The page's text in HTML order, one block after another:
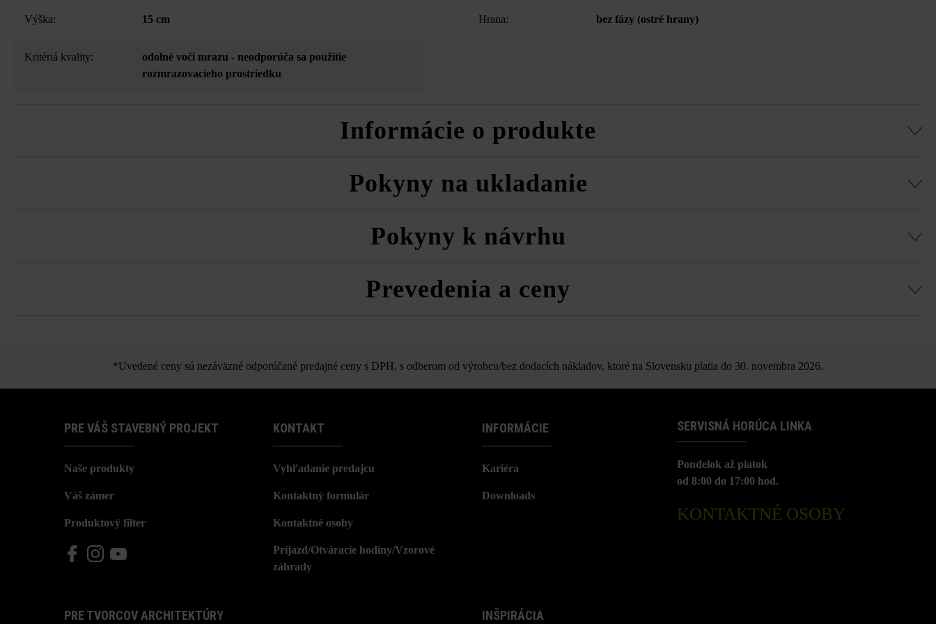
Výška: 15 cm Hrana: bez fázy (ostré hrany)
Kritériá kvality:
odolné voči mrazu - neodporúča sa použitie
rozmrazovacieho prostriedku
Informácie o produkte
3-stranné štiepanie, vďaka tomu drsný lámaný vzhľad bočných plôch
Dodržujte prosím pokyny na inštaláciu a technické listy produktov v rámci sekcie Stavebné tipy/služby.
Pokyny na ukladanie
Pokyny k návrhu
Prevedenia a ceny
*Uvedené ceny sú nezáväzné odporúčané predajné ceny s DPH, s odberom od výrobcu/bez dodacích nákladov, ktoré na Slovensku platia do 30. novembra 2026.
PRE VÁŠ STAVEBNÝ PROJEKT
Naše produkty
Váš zámer
Produktový filter
PRE TVORCOV ARCHITEKTÚRY
KONTAKT
Vyhľadanie predajcu
Kontaktný formulár
Kontaktné osoby
Príjazd/Otváracie hodiny/Vzorové
záhrady
INFORMÁCIE
Kariéra
Downloads
INŠPIRÁCIA
SERVISNÁ HORÚCA LINKA
Pondelok až piatok
od 8:00 do 17:00 hod.
KONTAKTNÉ OSOBY